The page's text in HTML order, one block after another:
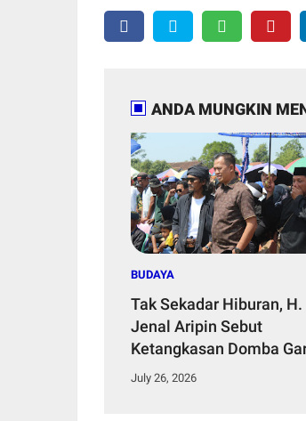
ANDA MUNGKIN
BUDAYA
Tak Sekadar Hiburan, H.
Jenal Aripin Sebut
Ketangkasan Domba
Aset Budaya Bernilai
July 26, 2026